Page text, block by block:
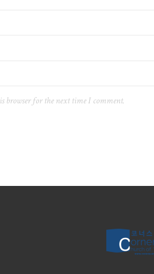
browser for the next time I comment.